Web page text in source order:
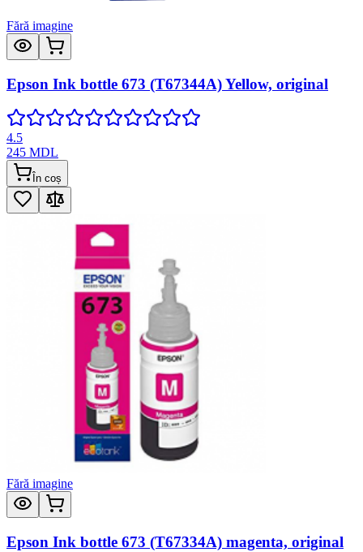
Fără imagine
Epson Ink bottle 673 (T67344A) Yellow, original
4.5
245 MDL
În coș
Fără imagine
Epson Ink bottle 673 (T67334A) magenta, original